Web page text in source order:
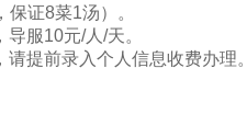
证8菜1汤）。
服10元/人/天。
提前录入个人信息收费办理。